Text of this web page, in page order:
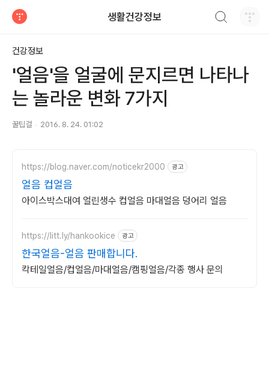
생활건강정보
건강정보
'얼음'을 얼굴에 문지르면 나타나
는 놀라운 변화 7가지
꿀팁걸 2016. 8. 24. 01:02
https://blog.naver.com/noticekr2000 광고
얼음 컵얼음
아이스박스대여 얼린생수 컵얼음 마대얼음 덩어리 얼음
https://litt.ly/hankookice 광고
한국얼음-얼음 판매합니다.
칵테일얼음/컵얼음/마대얼음/캠핑얼음/각종 행사 문의